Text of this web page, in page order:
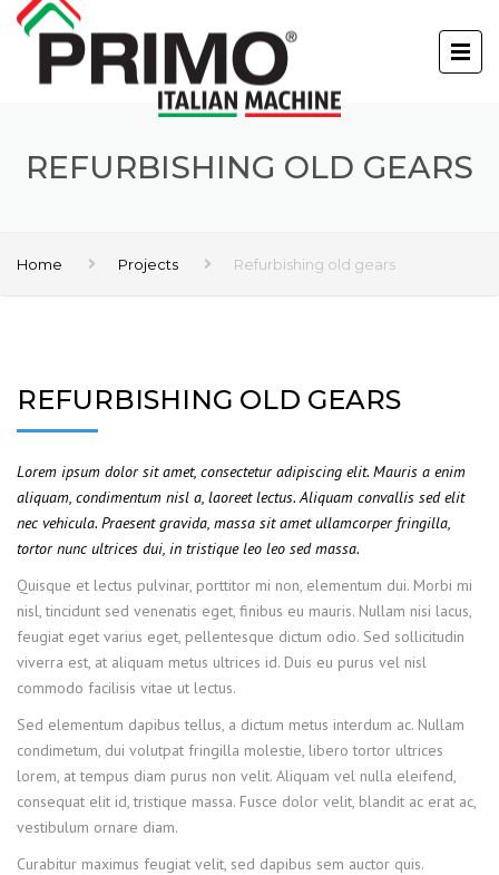
REFURBISHING OLD GEARS
Home Projects Refurbishing old gears
REFURBISHING OLD GEARS
Lorem ipsum dolor sit amet, consectetur adipiscing elit. Mauris a enim
aliquam, condimentum nisl a, laoreet lectus. Aliquam convallis sed elit
nec vehicula. Praesent gravida, massa sit amet ullamcorper fringilla,
tortor nunc ultrices dui, in tristique leo leo sed massa.
Quisque et lectus pulvinar, porttitor mi non, elementum dui. Morbi mi
nisl, tincidunt sed venenatis eget, finibus eu mauris. Nullam nisi lacus,
feugiat eget varius eget, pellentesque dictum odio. Sed sollicitudin
viverra est, at aliquam metus ultrices id. Duis eu purus vel nisl
commodo facilisis vitae ut lectus.
Sed elementum dapibus tellus, a dictum metus interdum ac. Nullam
condimetum, dui volutpat fringilla molestie, libero tortor ultrices
lorem, at tempus diam purus non velit. Aliquam vel nulla eleifend,
consequat elit id, tristique massa. Fusce dolor velit, blandit ac erat ac,
vestibulum ornare diam.
Curabitur maximus feugiat velit, sed dapibus sem auctor quis.